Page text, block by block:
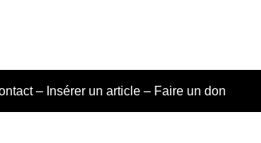
– Insérer un article – Faire un don